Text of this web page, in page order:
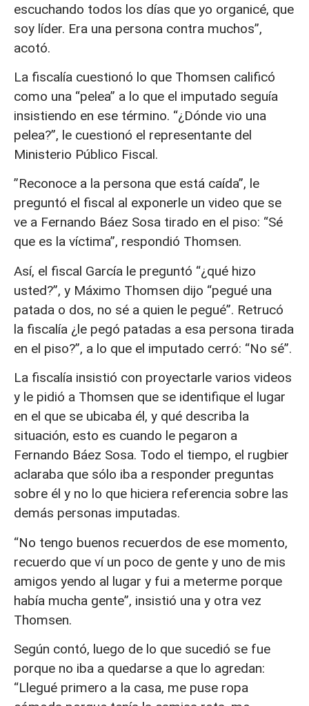
escuchando todos los días que yo organicé, que
soy líder. Era una persona contra muchos”,
acotó.
La fiscalía cuestionó lo que Thomsen calificó
como una “pelea” a lo que el imputado seguía
insistiendo en ese término. “¿Dónde vio una
pelea?”, le cuestionó el representante del
Ministerio Público Fiscal.
”Reconoce a la persona que está caída”, le
preguntó el fiscal al exponerle un video que se
ve a Fernando Báez Sosa tirado en el piso: “Sé
que es la víctima”, respondió Thomsen.
Así, el fiscal García le preguntó “¿qué hizo
usted?”, y Máximo Thomsen dijo “pegué una
patada o dos, no sé a quien le pegué”. Retrucó
la fiscalía ¿le pegó patadas a esa persona tirada
en el piso?”, a lo que el imputado cerró: “No sé”.
La fiscalía insistió con proyectarle varios videos
y le pidió a Thomsen que se identifique el lugar
en el que se ubicaba él, y qué describa la
situación, esto es cuando le pegaron a
Fernando Báez Sosa. Todo el tiempo, el rugbier
aclaraba que sólo iba a responder preguntas
sobre él y no lo que hiciera referencia sobre las
demás personas imputadas.
“No tengo buenos recuerdos de ese momento,
recuerdo que ví un poco de gente y uno de mis
amigos yendo al lugar y fui a meterme porque
había mucha gente”, insistió una y otra vez
Thomsen.
Según contó, luego de lo que sucedió se fue
porque no iba a quedarse a que lo agredan:
“Llegué primero a la casa, me puse ropa